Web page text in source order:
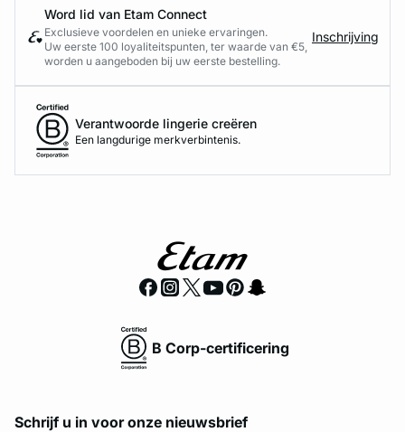
Word lid van Etam Connect
Exclusieve voordelen en unieke ervaringen.
Uw eerste 100 loyaliteitspunten, ter waarde van €5,
worden u aangeboden bij uw eerste bestelling.
Inschrijving
Verantwoorde lingerie creëren
Een langdurige merkverbintenis.
B Corp-certificering
Schrijf u in voor onze nieuwsbrief